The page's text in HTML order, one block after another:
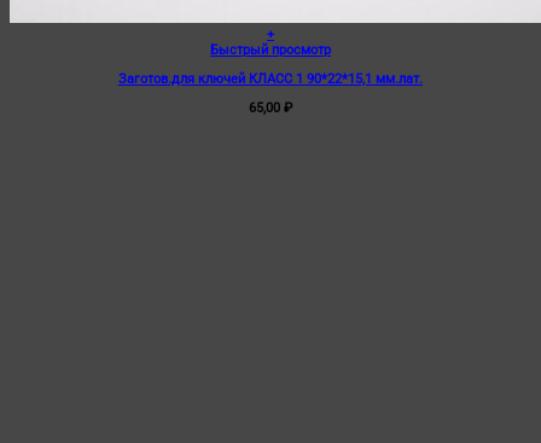
+
Быстрый просмотр
Заготов.для ключей КЛАСС 1 90*22*15,1 мм.лат.
65,00 ₽